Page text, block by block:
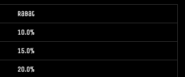
Rabat
10.0%
15.0%
20.0%